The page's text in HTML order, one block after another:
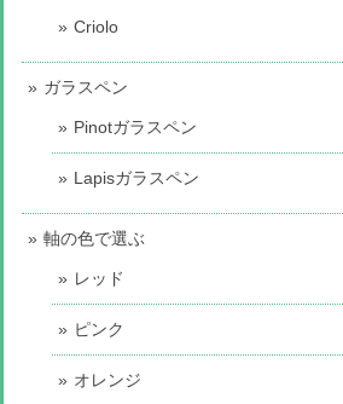
Criolo
ガラスペン
Pinotガラスペン
Lapisガラスペン
軸の色で選ぶ
レッド
ピンク
オレンジ